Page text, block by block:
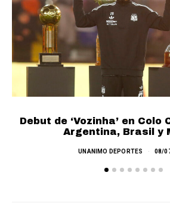
Debut de ‘Vozinha’ en Colo
Argentina, Brasil y
UNANIMO DEPORTES 08/